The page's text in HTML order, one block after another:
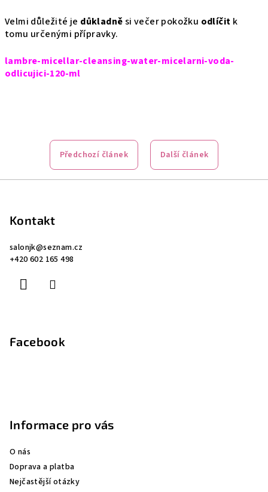
Velmi důležité je důkladněsi večer pokožku odlíčit k
tomu určenými přípravky.
lambre-micellar-cleansing-water-micelarni-voda-
odlicujici-120-ml
Předchozí článek Další článek
Kontakt
salonjk@seznam.cz
+420 602 165 498
Facebook
Informace pro vás
O nás
Doprava a platba
Nejčastější otázky